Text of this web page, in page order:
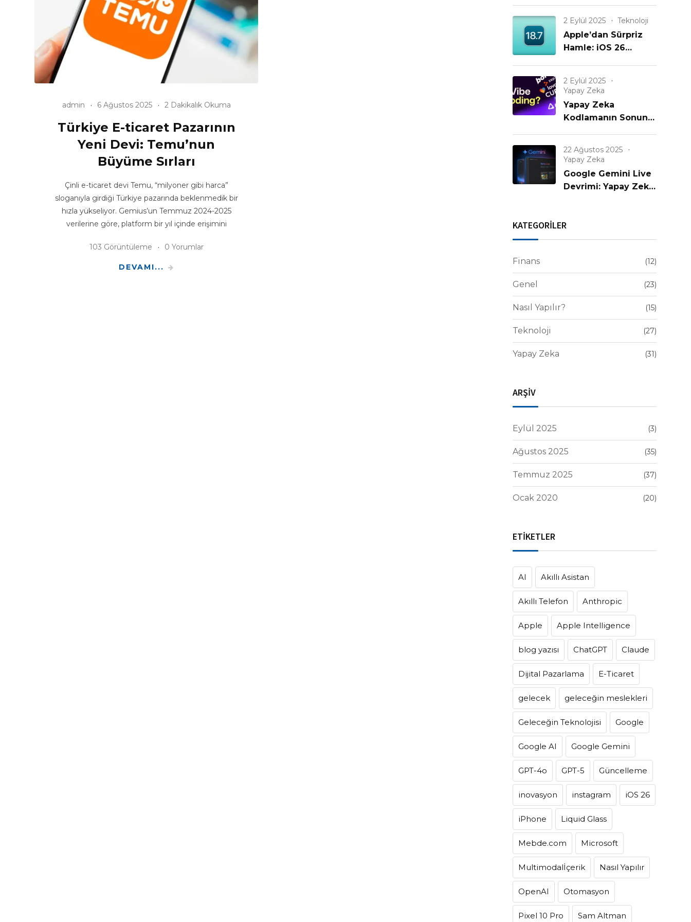
admin 6 Ağustos 2025 2 Dakikalık Okuma
Türkiye E-ticaret Pazarının
Yeni Devi: Temu’nun
Büyüme Sırları
Çinli e-ticaret devi Temu, “milyoner gibi harca”
sloganıyla girdiği Türkiye pazarında beklenmedik bir
hızla yükseliyor. Gemius’un Temmuz 2024-2025
verilerine göre, platform bir yıl içinde erişimini
103 Görüntüleme 0 Yorumlar
DEVAMI...
2 Eylül 2025 Teknoloji
Apple’dan Sürpriz
Hamle: iOS 26
iPhone’lar
Unutulmadı mı?
2 Eylül 2025
Yapay Zeka
Yapay Zeka
Kodlamanın Sonunu
mı?
22 Ağustos 2025
Yapay Zeka
Google Gemini Live
Devrimi: Yapay Zeka
Anlıyor!
KATEGORİLER
Finans (12)
Genel (23)
Nasıl Yapılır? (15)
Teknoloji (27)
Yapay Zeka (31)
ARŞİV
Eylül 2025 (3)
Ağustos 2025 (35)
Temmuz 2025 (37)
Ocak 2020 (20)
ETİKETLER
AI Akıllı Asistan
Akıllı Telefon Anthropic
Apple Apple Intelligence
blog yazısı ChatGPT Claude
Dijital Pazarlama E-Ticaret
gelecek geleceğin meslekleri
Geleceğin Teknolojisi Google
Google AI Google Gemini
GPT-4o GPT-5 Güncelleme
inovasyon instagram iOS 26
iPhone Liquid Glass
Mebde.com Microsoft
Multimodalİçerik Nasıl Yapılır
OpenAI Otomasyon
Pixel 10 Pro Sam Altman